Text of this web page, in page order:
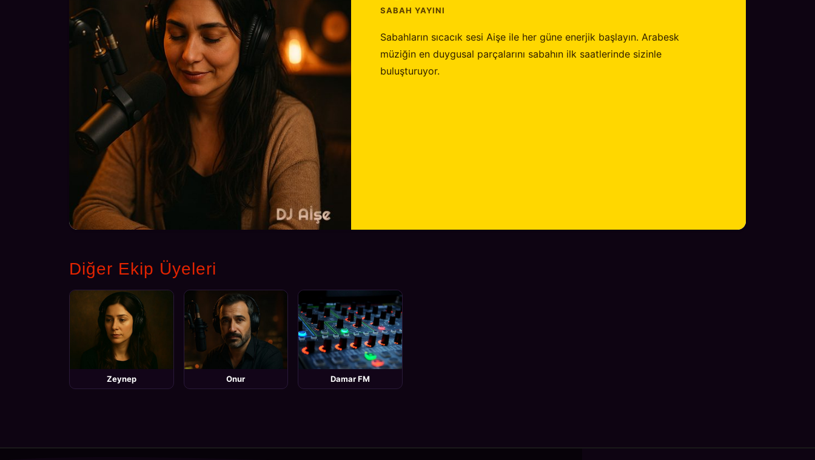
SABAH YAYINI
Sabahların sıcacık sesi Aişe ile her güne enerjik başlayın. Arabesk
müziğin en duygusal parçalarını sabahın ilk saatlerinde sizinle
buluşturuyor.
Diğer Ekip Üyeleri
Zeynep Onur Damar FM